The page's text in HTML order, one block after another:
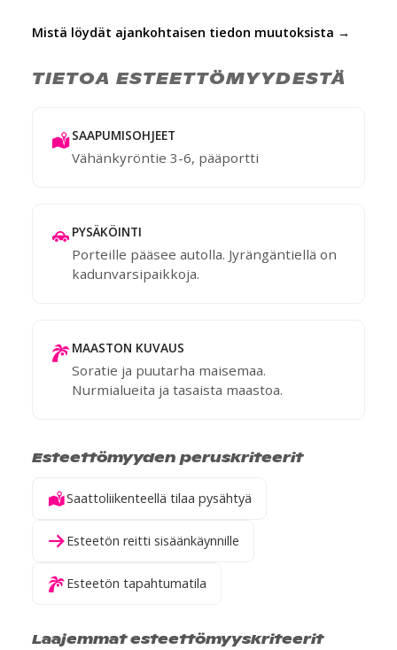
Mistä löydät ajankohtaisen tiedon muutoksista →
TIETOA ESTEETTÖMYYDESTÄ
SAAPUMISOHJEET
Vähänkyröntie 3-6, pääportti
PYSÄKÖINTI
Porteille pääsee autolla. Jyrängäntiellä on
kadunvarsipaikkoja.
MAASTON KUVAUS
Soratie ja puutarha maisemaa.
Nurmialueita ja tasaista maastoa.
Esteettömyyden peruskriteerit
Saattoliikenteellä tilaa pysähtyä
Esteetön reitti sisäänkäynnille
Esteetön tapahtumatila
Laajemmat esteettömyyskriteerit